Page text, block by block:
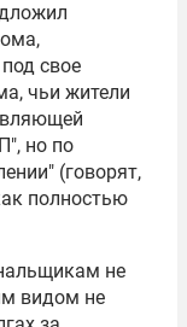
свое
чьи жители
но по
(говорят,
полностью
не
видом не